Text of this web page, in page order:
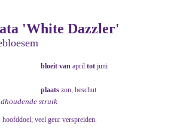
'White Dazzler'
bloeit van april tot juni
plaats zon, beschut
struik
veel geur verspreiden.